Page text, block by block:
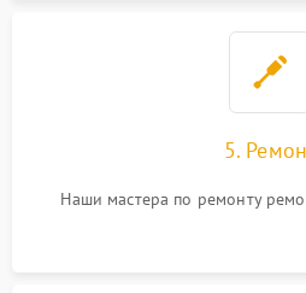
5.
Наши мастера по ремонту